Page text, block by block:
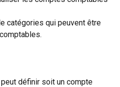
catégories qui peuvent être
définir soit un compte